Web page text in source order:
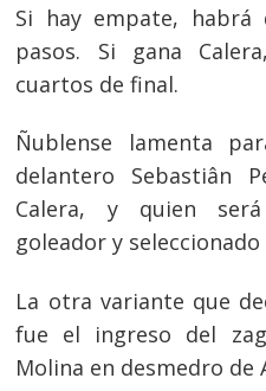
Si hay empate, habrá
pasos. Si gana
cuartos de final.
Ñublense lamenta
delantero Sebastiân
Calera, y quien
goleador y
La otra variante que
fue el ingreso del
Molina en desmedro de
Navegación
entradas